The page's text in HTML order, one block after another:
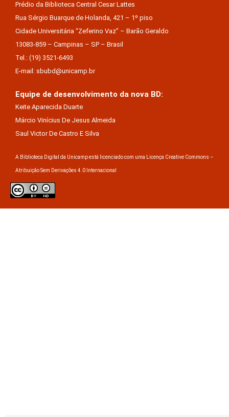
Prédio da Biblioteca Central Cesar Lattes
Rua Sérgio Buarque de Holanda, 421 – 1º piso
Cidade Universitária “Zeferino Vaz” – Barão Geraldo
13083-859 – Campinas – SP – Brasil
Tel.: (19) 3521-6493
E-mail: sbubd@unicamp.br
Equipe de desenvolvimento da nova BD:
Keite Aparecida Duarte
Márcio Vinícius De Jesus Almeida
Saul Victor De Castro E Silva
A Biblioteca Digital da Unicamp está licenciado com uma Licença Creative Commons –
Atribuição Sem Derivações 4.0 Internacional